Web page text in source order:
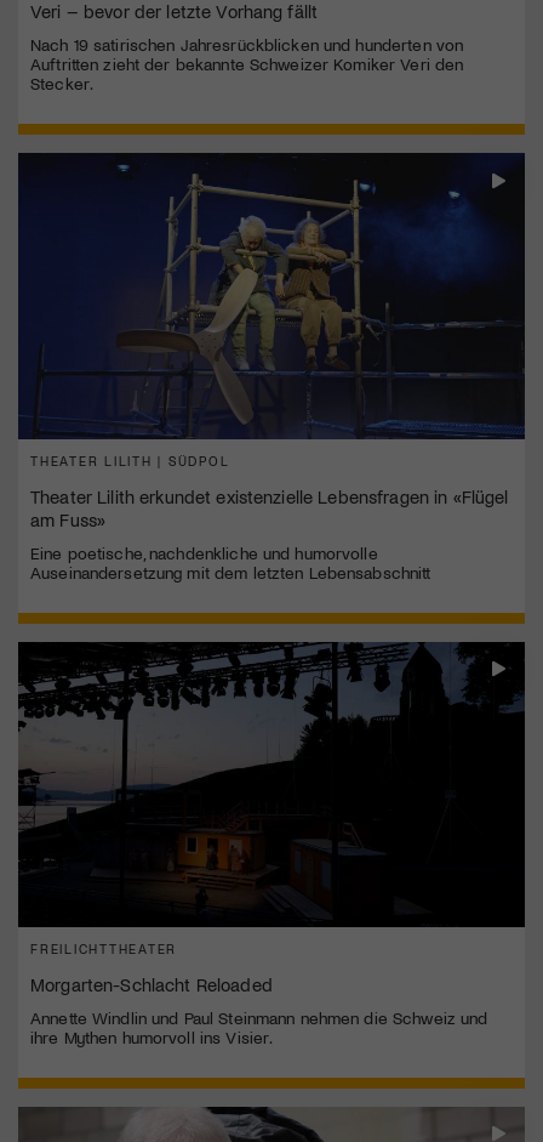
Veri – bevor der letzte Vorhang fällt
Nach 19 satirischen Jahresrückblicken und hunderten von
Auftritten zieht der bekannte Schweizer Komiker Veri den
Stecker.
THEATER LILITH | SÜDPOL
Theater Lilith erkundet existenzielle Lebensfragen in «Flügel
am Fuss»
Eine poetische, nachdenkliche und humorvolle
Auseinandersetzung mit dem letzten Lebensabschnitt
FREILICHTTHEATER
Morgarten-Schlacht Reloaded
Annette Windlin und Paul Steinmann nehmen die Schweiz und
ihre Mythen humorvoll ins Visier.